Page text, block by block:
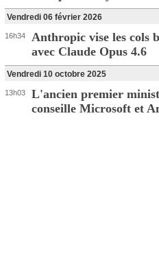
Vendredi 06 février 2026
16h34
Anthropic vise les cols
avec Claude Opus 4.6
Vendredi 10 octobre 2025
13h03
L'ancien premier
conseille Microsoft et